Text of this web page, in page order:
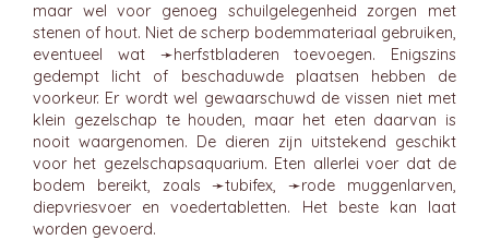
maar wel voor genoeg schuilgelegenheid zorgen met
stenen of hout. Niet de scherp bodemmateriaal gebruiken,
eventueel wat ➛herfstbladeren toevoegen. Enigszins
gedempt licht of beschaduwde plaatsen hebben de
voorkeur. Er wordt wel gewaarschuwd de vissen niet met
klein gezelschap te houden, maar het eten daarvan is
nooit waargenomen. De dieren zijn uitstekend geschikt
voor het gezelschapsaquarium. Eten allerlei voer dat de
bodem bereikt, zoals ➛tubifex, ➛rode muggenlarven,
diepvriesvoer en voedertabletten. Het beste kan laat
worden gevoerd.